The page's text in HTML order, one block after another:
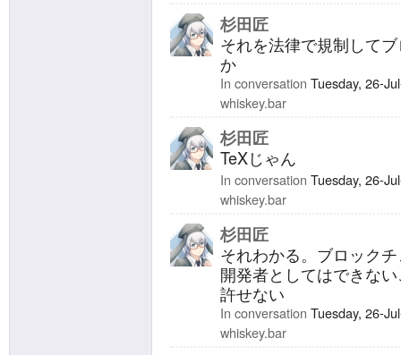
杉田匠
それを法律で規制して
か
In conversation Tuesday, 26-
whiskey.bar
杉田匠
TeXじゃん
In conversation Tuesday, 26-
whiskey.bar
杉田匠
それわかる。ブロック
開発者としてはできな
許せない
In conversation Tuesday, 26-
whiskey.bar